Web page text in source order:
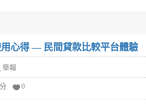
心得 — 民間貸款比較平台體驗
舉報
0